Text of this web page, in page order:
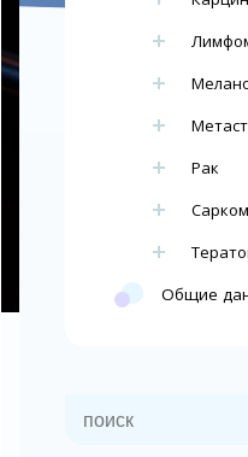
Рак
Общие